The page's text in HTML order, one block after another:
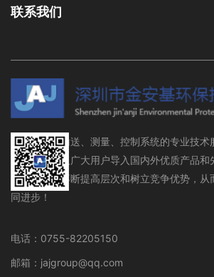
联系我们
流体存储、输送、测量、控制系统的专业技
设备制造商及广大用户导入国内外优质产品
在行业领域不断提高层次和树立竞争优势，
同进步！
电话：0755-82205150
邮箱：jajgroup@qq.com